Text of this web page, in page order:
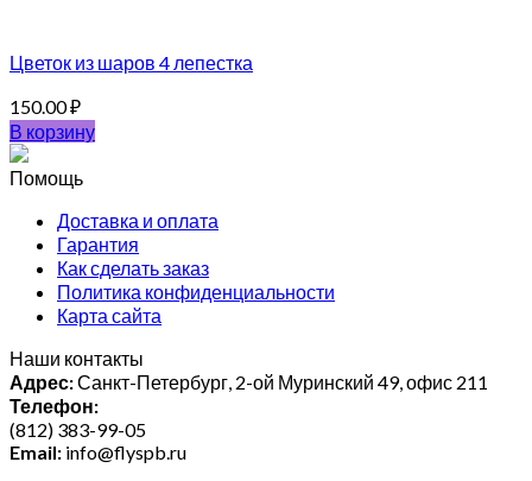
Цветок из шаров 4 лепестка
150.00₽
В корзину
Помощь
Доставка и оплата
Гарантия
Как сделать заказ
Политика конфиденциальности
Карта сайта
Наши контакты
Адрес:Санкт-Петербург, 2-ой Муринский 49, офис 211
Телефон:
(812) 383-99-05
Email: info@flyspb.ru